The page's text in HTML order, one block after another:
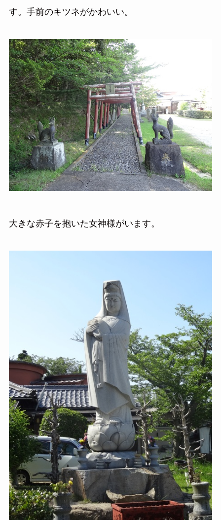
す。手前のキツネがかわいい。
大きな赤子を抱いた女神様がいます。